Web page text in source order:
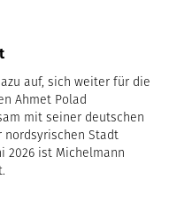
auf, sich weiter für die
Ahmet Polad
mit seiner deutschen
Stadt
2026 ist Michelmann